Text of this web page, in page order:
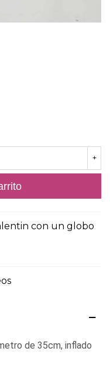
+
con un globo
de 35cm, inflado